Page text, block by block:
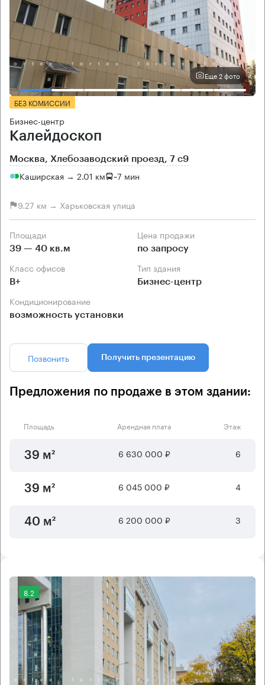
Еще 2 фото
БЕЗ КОМИССИИ
Бизнес-центр
Калейдоскоп
Москва, Хлебозаводский проезд, 7 с9
Каширская → 2.01 км ~7 мин
9.27 км → Харьковская улица
Площади
39 — 40 кв.м
Цена продажи
по запросу
Класс офисов
B+
Тип здания
Бизнес-центр
Кондиционирование
возможность установки
Позвонить Получить презентацию
Предложения по продаже в этом здании:
Площадь Арендная плата Этаж
39 м² 6 630 000 ₽ 6
39 м² 6 045 000 ₽ 4
40 м² 6 200 000 ₽ 3
8.2